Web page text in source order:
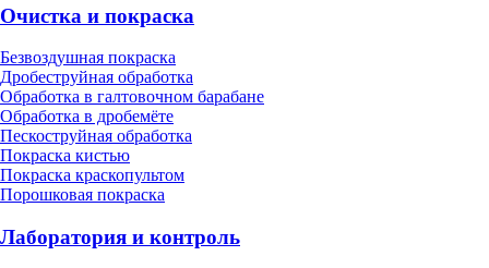
Очистка и покраска
Безвоздушная покраска
Дробеструйная обработка
Обработка в галтовочном барабане
Обработка в дробемёте
Пескоструйная обработка
Покраска кистью
Покраска краскопультом
Порошковая покраска
Лаборатория и контроль